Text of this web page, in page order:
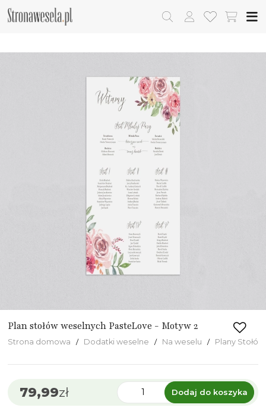
Plan stołów weselnych PasteLove - Motyw 2
Strona domowa Dodatki weselne Na weselu Plany
79,99zł Dodaj do koszyka